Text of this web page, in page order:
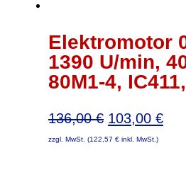
Elektromotor
1390 U/min,
80M1-4,
136,00€
Preis
103,00 €
zzgl. MwSt. (122,57 € inkl. MwSt.)